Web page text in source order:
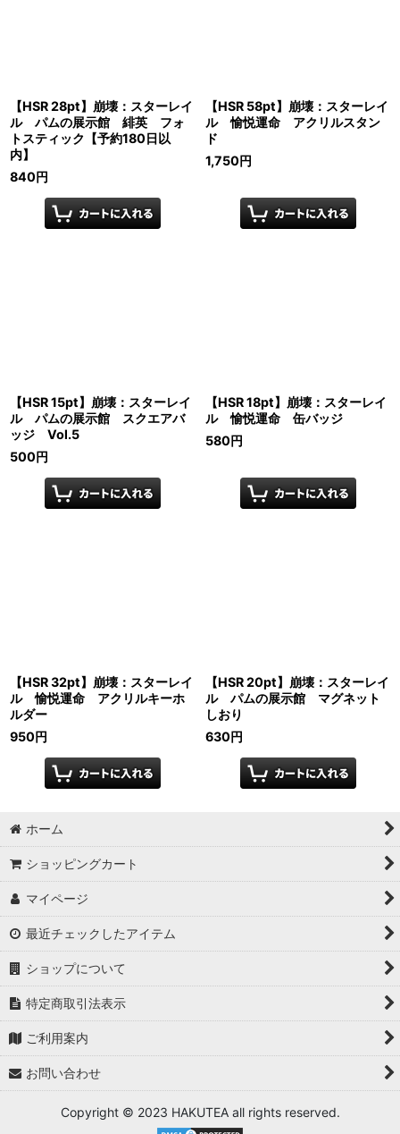
【HSR 28pt】崩壊：スターレイ
ル パムの展示館 緋英 フォ
トスティック【予約180日以
内】
840円
【HSR 58pt】崩壊：スターレイ
ル 愉悦運命 アクリルスタン
ド
1,750円
【HSR 15pt】崩壊：スターレイ
ル パムの展示館 スクエアバ
ッジ Vol.5
500円
【HSR 18pt】崩壊：スターレイ
ル 愉悦運命 缶バッジ
580円
【HSR 32pt】崩壊：スターレイ
ル 愉悦運命 アクリルキーホ
ルダー
950円
【HSR 20pt】崩壊：スターレイ
ル パムの展示館 マグネット
しおり
630円
ホーム
ショッピングカート
マイページ
最近チェックしたアイテム
ショップについて
特定商取引法表示
ご利用案内
お問い合わせ
Copyright © 2023 HAKUTEA all rights reserved.